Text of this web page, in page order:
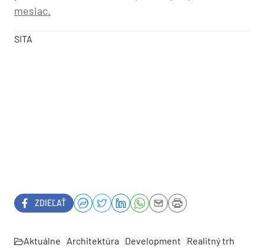
mesiac.
SITA
ZDIEĽAŤ
Aktuálne Architektúra Development
Realitný trh